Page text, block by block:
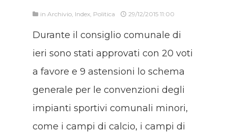
in Archivio Index Politica 29/12/2015 11:00
Durante il consiglio comunale di
ieri sono stati approvati con 20 voti
a favore e 9 astensioni lo schema
generale per le convenzioni degli
impianti sportivi comunali minori,
come i campi di calcio, i campi di